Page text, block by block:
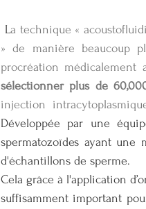
La technique «
» de manière beaucoup
procréation médicalement
sélectionner plus de
injection
Développée par une
spermatozoïdes ayant
d'échantillons de sperme.
Cela grâce à l'application
suffisamment important